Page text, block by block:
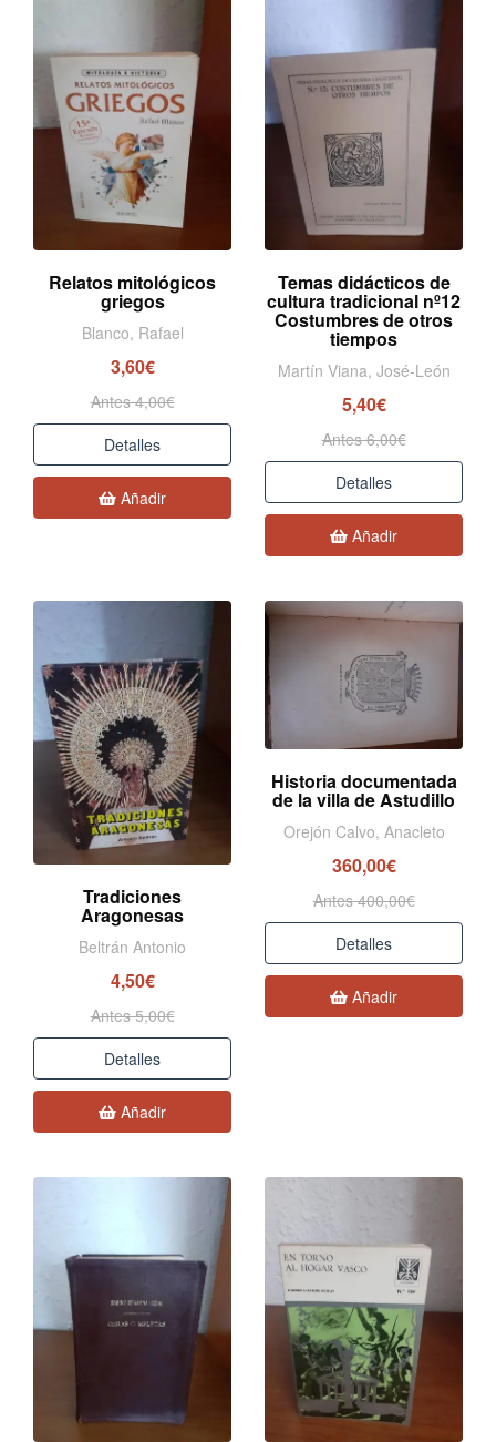
Relatos mitológicos
griegos
Blanco, Rafael
3,60€
Antes 4,00€
Detalles
Añadir
Temas didácticos de
cultura tradicional nº12
Costumbres de otros
tiempos
Martín Viana, José-León
5,40€
Antes 6,00€
Detalles
Añadir
Tradiciones
Aragonesas
Beltrán Antonio
4,50€
Antes 5,00€
Detalles
Añadir
Historia documentada
de la villa de Astudillo
Orejón Calvo, Anacleto
360,00€
Antes 400,00€
Detalles
Añadir